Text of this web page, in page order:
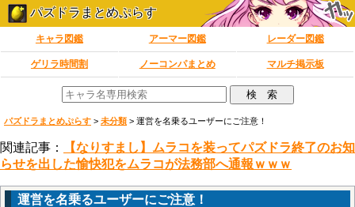
パズドラまとめぷらす
キャラ図鑑 アーマー図鑑 レーダー図鑑
ゲリラ時間割 ノーコンパまとめ マルチ掲示板
パズドラまとめぷらす > 未分類 > 運営を名乗るユーザーにご注意！
関連記事：
【なりすまし】ムラコを装ってパズドラ終了のお知
らせを出した愉快犯をムラコが法務部へ通報ｗｗｗ
運営を名乗るユーザーにご注意！